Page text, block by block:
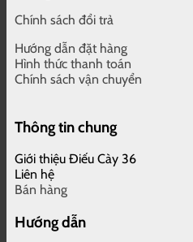
Chính sách đổi trả
Hướng dẫn đặt hàng
Hình thức thanh toán
Chính sách vận chuyển
Thông tin chung
Giới thiệu Điếu Cày 36
Liên hệ
Bán hàng
Hướng dẫn